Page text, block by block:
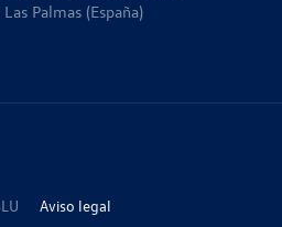
Palmas (España)
Aviso legal